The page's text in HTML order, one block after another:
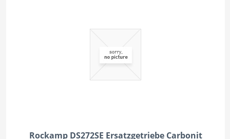
Rockamp DS272SE Ersatzgetriebe Carbonit